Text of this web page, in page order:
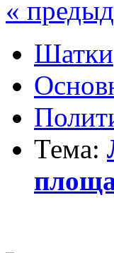
«
Шатки
Тема: